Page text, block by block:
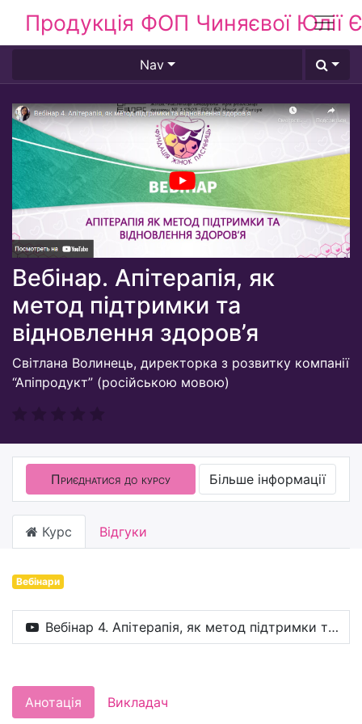
Продукція ФОП Чиняєвої Юлії
Nav
Вебінар. Апітерапія, як
метод підтримки та
відновлення здоров’я
Світлана Волинець, директорка з розвитку компанії
“Апіпродукт” (російською мовою)
Приєднатися до курсу Більше інформації
Курс Відгуки
Вебінари
Вебінар 4. Апітерапія, як метод підтримки та відновлення здоров’я
Анотація Викладач